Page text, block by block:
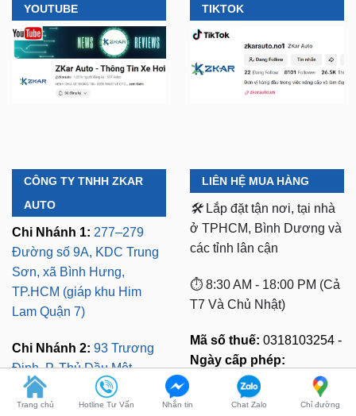
YOUTUBE TIKTOK
CÔNG TY TNHH ZKAR
AUTO
Chi Nhánh 1: 277–279
Đường số 9A, KDC Trung
Sơn, xã Bình Hưng,
TP.HCM (giáp khu Him
Lam Quận 7)
Chi Nhánh 2: 93 Trương
Định, P. Thủ Dầu Một,
TP.HCM (Bình Dương cũ)
LIÊN HỆ MUA HÀNG
🛠️ Lắp đặt tận nơi, tại nhà
ở TPHCM, Bình Dương và
các tỉnh lân cận
⏱️ 8:30 AM - 18:00 PM (Cả
T7 Và Chủ Nhật)
Mã số thuế: 0318103254 -
Ngày cấp phép:
16/10/2023
Trang chủ Hotline Tư Vấn Nhắn tin Chat Zalo Chỉ đường